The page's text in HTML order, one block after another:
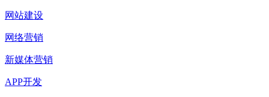
网站建设
网络营销
新媒体营销
APP开发